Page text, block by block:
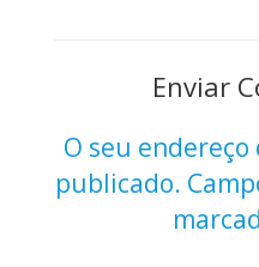
Enviar
O seu
publicado.